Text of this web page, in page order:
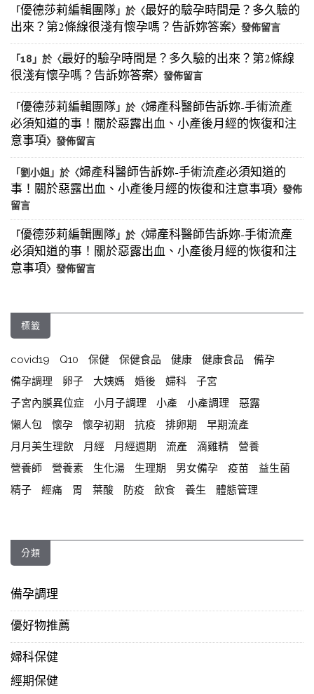
「優德莎莉編輯團隊」於〈最好的驗孕時間是？多久驗的
出來？第2條線很淺有懷孕嗎？告訴妳答案〉發佈留言
「18 」於〈最好的驗孕時間是？多久驗的出來？第2條線
很淺有懷孕嗎？告訴妳答案〉發佈留言
「優德莎莉編輯團隊」於〈婦產科醫師告訴妳-手術流產
必須知道的事！關於惡露出血、小產後月經的恢復和注
意事項〉發佈留言
「劉小姐」於〈婦產科醫師告訴妳-手術流產必須知道的
事！關於惡露出血、小產後月經的恢復和注意事項〉發佈
留言
「優德莎莉編輯團隊」於〈婦產科醫師告訴妳-手術流產
必須知道的事！關於惡露出血、小產後月經的恢復和注
意事項〉發佈留言
標籤
covid19 Q10 保健 保健食品 健康 健康食品
備孕
備孕調理
卵子 大姨媽 婚後 婦科
子宮
子宮內膜異位症
小月子調理 小產 小產調理
惡露
懶人包
懷孕 懷孕初期 抗疫 排卵期
早期流產
月月美生理飲
月經 月經週期 流產 滴雞精
營養
營養師
營養素 生化湯 生理期 男女備孕 疫苗
益生菌
精子
經痛 胃 葉酸 防疫 飲食 養生 體態管理
分類
備孕調理
優好物推薦
婦科保健
經期保健